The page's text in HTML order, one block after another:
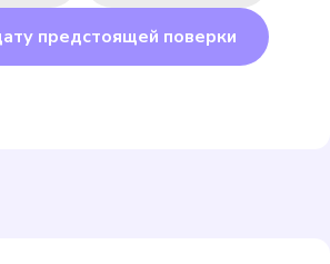
Выбрать
предстоящей поверки